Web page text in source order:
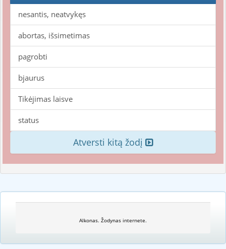
nesantis, neatvykęs
abortas, išsimetimas
pagrobti
bjaurus
Tikėjimas laisve
status
Atversti kitą žodį
Alkonas. Žodynas internete.